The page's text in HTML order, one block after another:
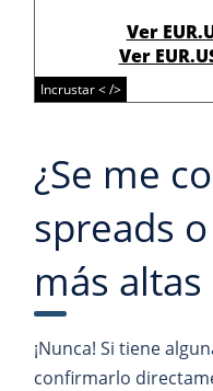
Ver
Ver
Incrustar < />
¿Se me
spreads
más
¡Nunca! Si tiene
confirmarlo